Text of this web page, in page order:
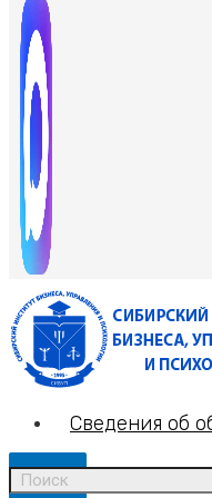
Сведения об
X